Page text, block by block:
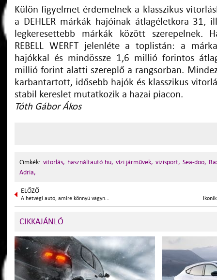
Külön figyelmet érdemelnek a klasszikus
a DEHLER márkák hajóinak átlagéletkora 31,
legkeresettebb márkák között szerepelnek.
REBELL WERFT jelenléte a toplistán: a
hajókkal és mindössze 1,6 millió forintos
millió forint alatti szereplő a rangsorban.
karbantartott, idősebb hajók és klasszikus
stabil kereslet mutatkozik a hazai piacon.
Tóth Gábor Ákos
Cimkék: vitorlás, használtautó.hu, vízi járművek, vizisport, Sea-doo,
Adria,
ELŐZŐ
A hétvégi autó, amire könnyű vágyn...
CIKKAJÁNLÓ